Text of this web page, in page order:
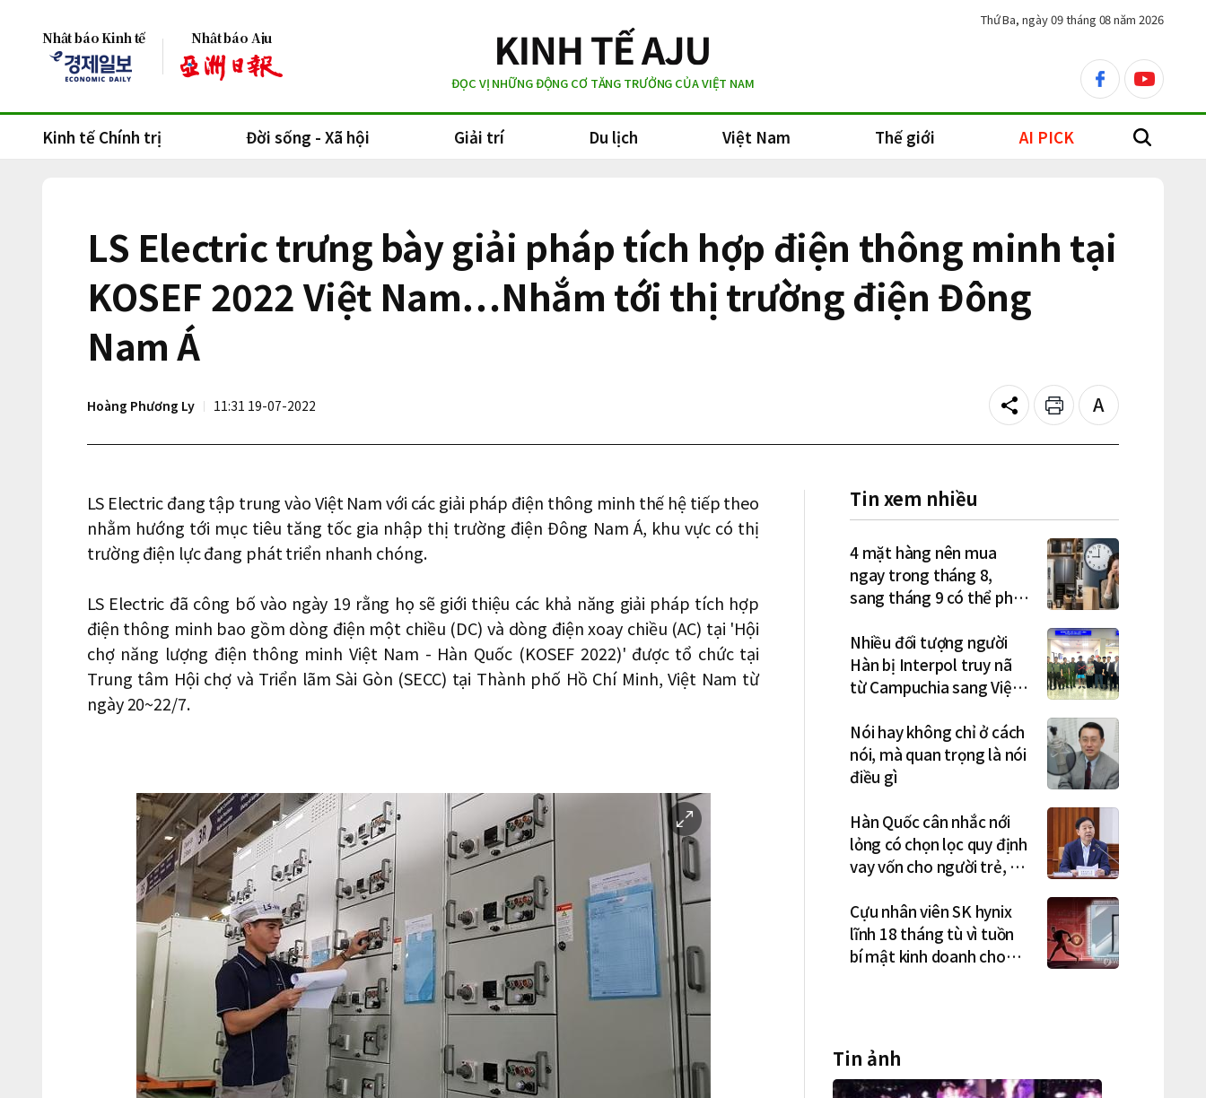
Nhật báo Kinh tế Nhật báo Aju
ĐỌC VỊ NHỮNG ĐỘNG CƠ TĂNG TRƯỞNG CỦA VIỆT NAM
facebookyoutube
Thứ Ba, ngày 09 tháng 08 năm 2026
Kinh tế Chính trị Đời sống - Xã hội Giải trí Du lịch Việt Nam Thế giới AI PICK search
LS Electric trưng bày giải pháp tích hợp điện thông minh tại
KOSEF 2022 Việt Nam…Nhắm tới thị trường điện Đông
Nam Á
Hoàng Phương Ly 11:31 19-07-2022 Share Print
Text
size
LS Electric đang tập trung vào Việt Nam với các giải pháp điện thông minh thế hệ tiếp theo
nhằm hướng tới mục tiêu tăng tốc gia nhập thị trường điện Đông Nam Á, khu vực có thị
trường điện lực đang phát triển nhanh chóng.
LS Electric đã công bố vào ngày 19 rằng họ sẽ giới thiệu các khả năng giải pháp tích hợp
điện thông minh bao gồm dòng điện một chiều (DC) và dòng điện xoay chiều (AC) tại 'Hội
chợ năng lượng điện thông minh Việt Nam - Hàn Quốc (KOSEF 2022)' được tổ chức tại
Trung tâm Hội chợ và Triển lãm Sài Gòn (SECC) tại Thành phố Hồ Chí Minh, Việt Nam từ
ngày 20~22/7.
이
미
지
확
대
Tin xem nhiều
4 mặt hàng nên mua
ngay trong tháng 8,
sang tháng 9 có thể phải
Nhiều đối tượng người
Hàn bị Interpol truy nã
từ Campuchia sang Việt
Nói hay không chỉ ở cách
nói, mà quan trọng là nói
điều gì
Hàn Quốc cân nhắc nới
lỏng có chọn lọc quy định
vay vốn cho người trẻ, vợ
Cựu nhân viên SK hynix
lĩnh 18 tháng tù vì tuồn
bí mật kinh doanh cho
Tin ảnh